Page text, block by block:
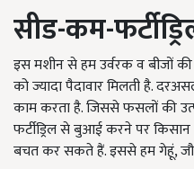
सीड-कम-
इस मशीन से हम उर्वरक व बीजों
को ज्यादा पैदावार मिलती है.
काम करता है. जिससे फसलों की
फर्टीड्रिल से बुआई करने पर
बचत कर सकते हैं. इससे हम गेहूं,